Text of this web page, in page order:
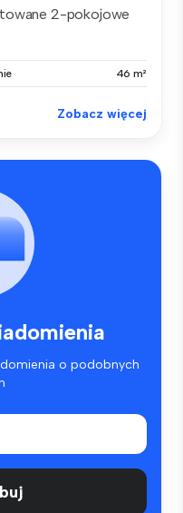
2-pokojowe
46 m²
Zobacz więcej
o podobnych